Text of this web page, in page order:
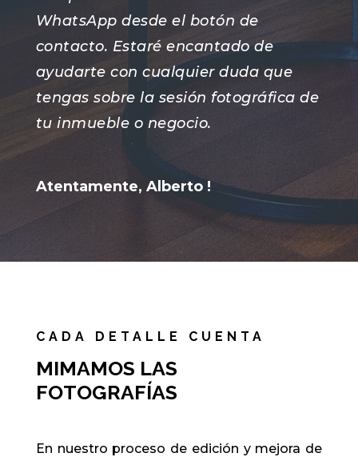
WhatsApp desde el botón de
contacto. Estaré encantado de
ayudarte con cualquier duda que
tengas sobre la sesión fotográfica de
tu inmueble o negocio.
Atentamente, Alberto !
CADA DETALLE CUENTA
MIMAMOS LAS
FOTOGRAFÍAS
En nuestro proceso de edición y mejora de